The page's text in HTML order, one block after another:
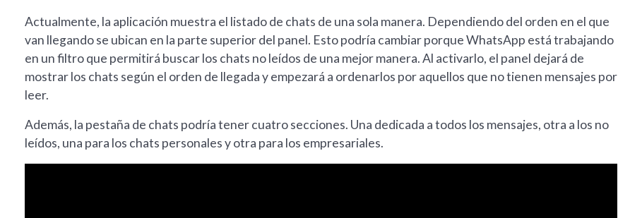
Actualmente, la aplicación muestra el listado de chats de una sola manera. Dependiendo del orden en el que
van llegando se ubican en la parte superior del panel. Esto podría cambiar porque WhatsApp está trabajando
en un filtro que permitirá buscar los chats no leídos de una mejor manera. Al activarlo, el panel dejará de
mostrar los chats según el orden de llegada y empezará a ordenarlos por aquellos que no tienen mensajes por
leer.
Además, la pestaña de chats podría tener cuatro secciones. Una dedicada a todos los mensajes, otra a los no
leídos, una para los chats personales y otra para los empresariales.